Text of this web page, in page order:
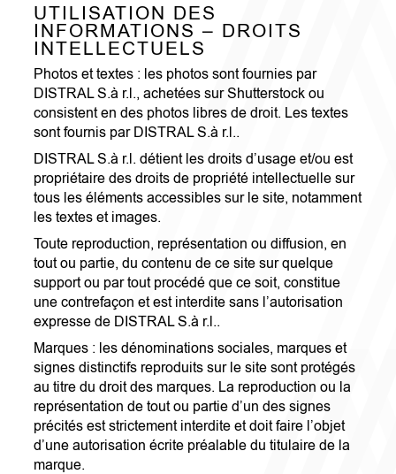
UTILISATION DES
INFORMATIONS – DROITS
INTELLECTUELS
Photos et textes : les photos sont fournies par
DISTRAL S.à r.l., achetées sur Shutterstock ou
consistent en des photos libres de droit. Les textes
sont fournis par DISTRAL S.à r.l..
DISTRAL S.à r.l. détient les droits d’usage et/ou est
propriétaire des droits de propriété intellectuelle sur
tous les éléments accessibles sur le site, notamment
les textes et images.
Toute reproduction, représentation ou diffusion, en
tout ou partie, du contenu de ce site sur quelque
support ou par tout procédé que ce soit, constitue
une contrefaçon et est interdite sans l’autorisation
expresse de DISTRAL S.à r.l..
Marques : les dénominations sociales, marques et
signes distinctifs reproduits sur le site sont protégés
au titre du droit des marques. La reproduction ou la
représentation de tout ou partie d’un des signes
précités est strictement interdite et doit faire l’objet
d’une autorisation écrite préalable du titulaire de la
marque.